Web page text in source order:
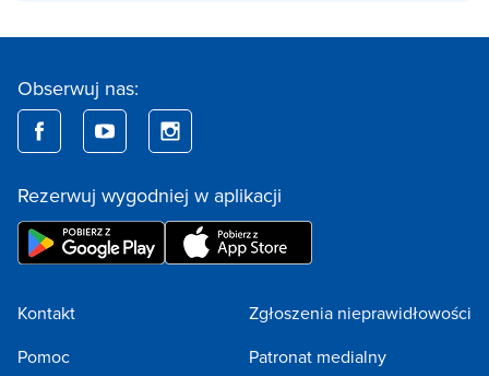
Obserwuj nas:
Rezerwuj wygodniej w aplikacji
Kontakt
Pomoc
Zgłoszenia nieprawidłowości
Patronat medialny